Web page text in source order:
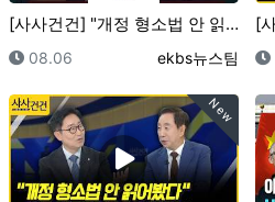
[사사건건] "개정 형소법 안 읽어봤다" 이 대통령 발…
등록일
08.06 등록자
ekbs뉴스팀
New